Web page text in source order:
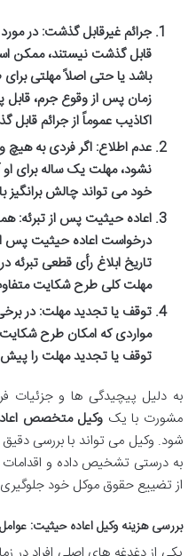
جرائم غیرقابل گذشت:در
قابل گذشت نیستند، ممکن
باشد یا حتی اصلاً مهلتی
زمان پس از وقوع جرم، قابل
اکاذیب عموماً از جرائم
عدم اطلاع: اگر فردی به
نشود، مهلت یک ساله برای او
خود می تواند چالش برانگیز
اعاده حیثیت پس از تبرئه:
درخواست اعاده حیثیت پس
تاریخ ابلاغ رأی قطعی
مهلت کلی طرح شکایت
توقف یا تجدید مهلت:در
مواردی که امکان طرح
توقف یا تجدید مهلت را پیش
به دلیل پیچیدگی ها و جزئیات
مشورت با یک وکیل متخصص
شود. وکیل می تواند با بررسی
به درستی تشخیص داده و اقدامات
از تضییع حقوق موکل خود
بررسی هزینه وکیل اعاده حیثیت: